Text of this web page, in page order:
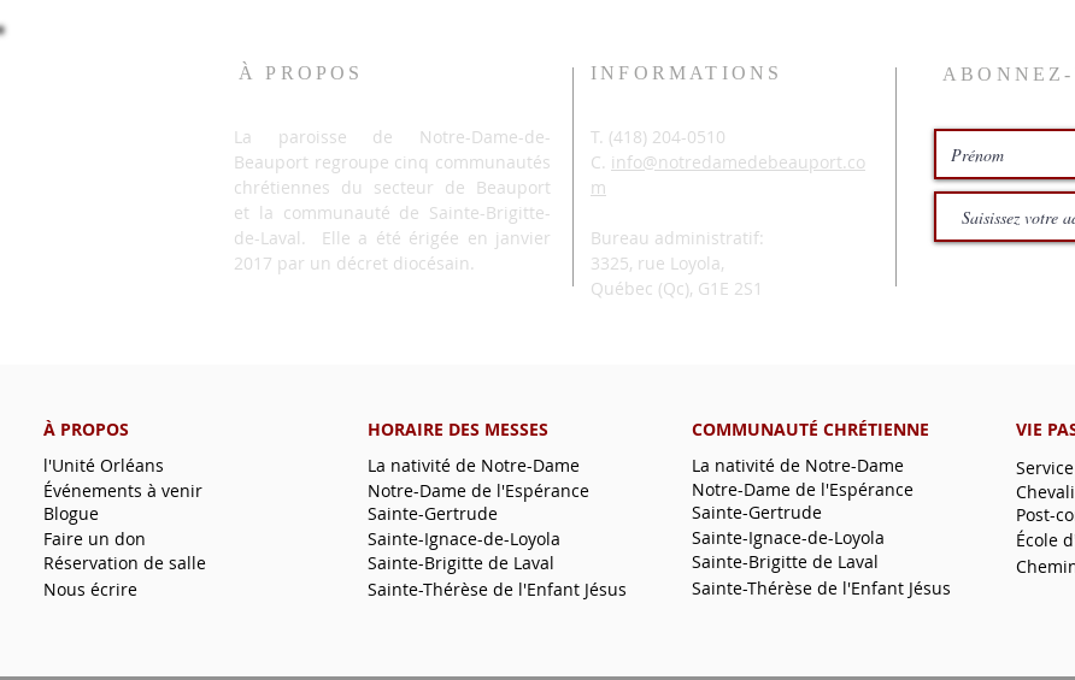
À PROPOS
La paroisse de Notre-Dame-de-
Beauport regroupe cinq communautés
chrétiennes du secteur de Beauport
et la communauté de Sainte-Brigitte-
de-Laval. Elle a été érigée en janvier
2017 par un décret diocésain.
INFORMATIONS
T. (418) 204-0510
C. info@notredamedebeauport.co
m
Bureau administratif:
3325, rue Loyola,
Québec (Qc), G1E 2S1
À PROPOS
l'Unité Orléans
Blogue
Événements à venir
Faire un don
Réservation de salle
Nous écrire
HORAIRE DES MESSES
La nativité de Notre-Dame
Sainte-Gertrude
Notre-Dame de l'Espérance
Sainte-Ignace-de-Loyola
Sainte-Brigitte de Laval
Sainte-Thérèse de l'Enfant Jésus
COMMUNAUTÉ CHRÉTIENNE
La nativité de Notre-Dame
Sainte-Gertrude
Notre-Dame de l'Espérance
Sainte-Ignace-de-Loyola
Sainte-Brigitte de Laval
Sainte-Thérèse de l'Enfant Jésus
VIE
Post-
École